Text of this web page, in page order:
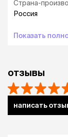
Страна-
Россия
Показать
отзывы
написать